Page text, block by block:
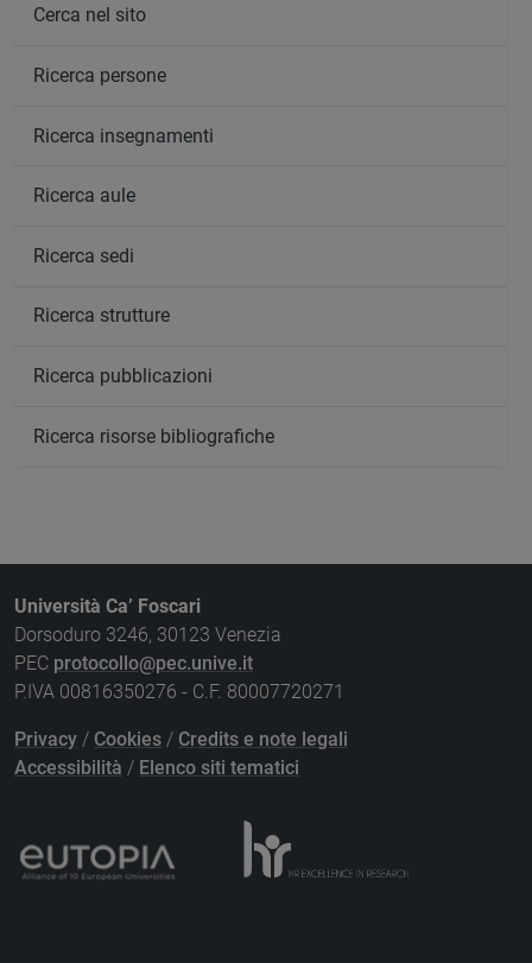
Cerca nel sito
Ricerca persone
Ricerca insegnamenti
Ricerca aule
Ricerca sedi
Ricerca strutture
Ricerca pubblicazioni
Ricerca risorse bibliografiche
Università Ca’ Foscari
Dorsoduro 3246, 30123 Venezia
PEC protocollo@pec.unive.it
P.IVA 00816350276 - C.F. 80007720271
Privacy / Cookies / Credits e note legali
Accessibilità / Elenco siti tematici